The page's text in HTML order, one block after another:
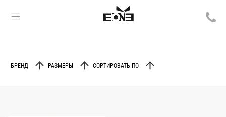
БРЕНД РАЗМЕРЫ СОРТИРОВАТЬ ПО